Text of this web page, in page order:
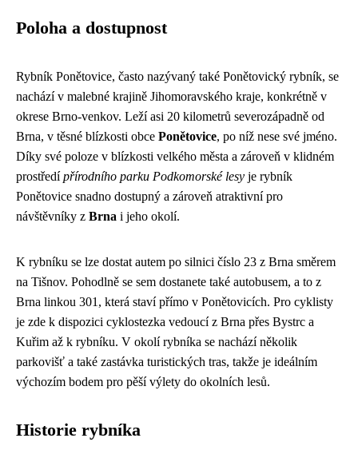
Poloha a dostupnost
Rybník Ponětovice, často nazývaný také Ponětovický rybník, se
nachází v malebné krajině Jihomoravského kraje, konkrétně v
okrese Brno-venkov. Leží asi 20 kilometrů severozápadně od
Brna, v těsné blízkosti obce Ponětovice, po níž nese své jméno.
Díky své poloze v blízkosti velkého města a zároveň v klidném
prostředípřírodního parku Podkomorské lesy je rybník
Ponětovice snadno dostupný a zároveň atraktivní pro
návštěvníky z Brna i jeho okolí.
K rybníku se lze dostat autem po silnici číslo 23 z Brna směrem
na Tišnov. Pohodlně se sem dostanete také autobusem, a to z
Brna linkou 301, která staví přímo v Ponětovicích. Pro cyklisty
je zde k dispozici cyklostezka vedoucí z Brna přes Bystrc a
Kuřim až k rybníku. V okolí rybníka se nachází několik
parkovišť a také zastávka turistických tras, takže je ideálním
výchozím bodem pro pěší výlety do okolních lesů.
Historie rybníka